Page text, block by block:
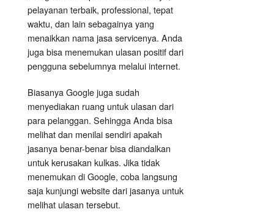
pelayanan terbaik, professional, tepat
waktu, dan lain sebagainya yang
menaikkan nama jasa servicenya. Anda
juga bisa menemukan ulasan positif dari
pengguna sebelumnya melalui internet.
Biasanya Google juga sudah
menyediakan ruang untuk ulasan dari
para pelanggan. Sehingga Anda bisa
melihat dan menilai sendiri apakah
jasanya benar-benar bisa diandalkan
untuk kerusakan kulkas. Jika tidak
menemukan di Google, coba langsung
saja kunjungi website dari jasanya untuk
melihat ulasan tersebut.